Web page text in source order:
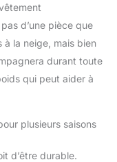
d’une pièce que
la neige, mais bien
durant toute
qui peut aider à
plusieurs saisons
d’être durable.